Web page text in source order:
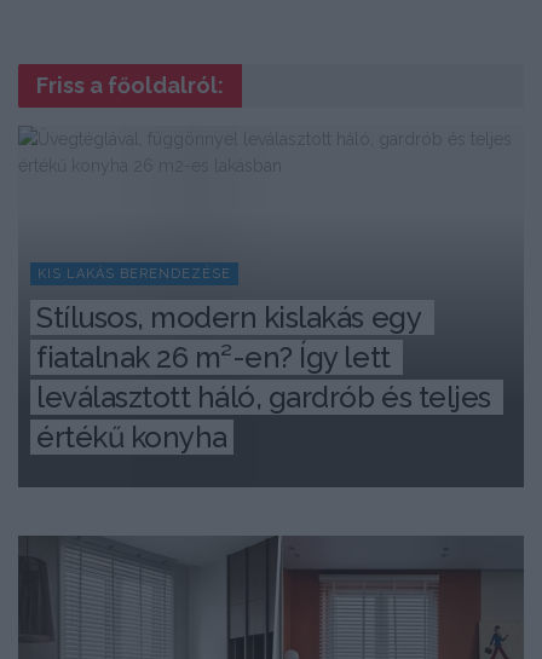
Friss a főoldalról:
KIS LAKÁS BERENDEZÉSE
Stílusos, modern kislakás egy
fiatalnak 26 m²-en? Így lett
leválasztott háló, gardrób és teljes
értékű konyha